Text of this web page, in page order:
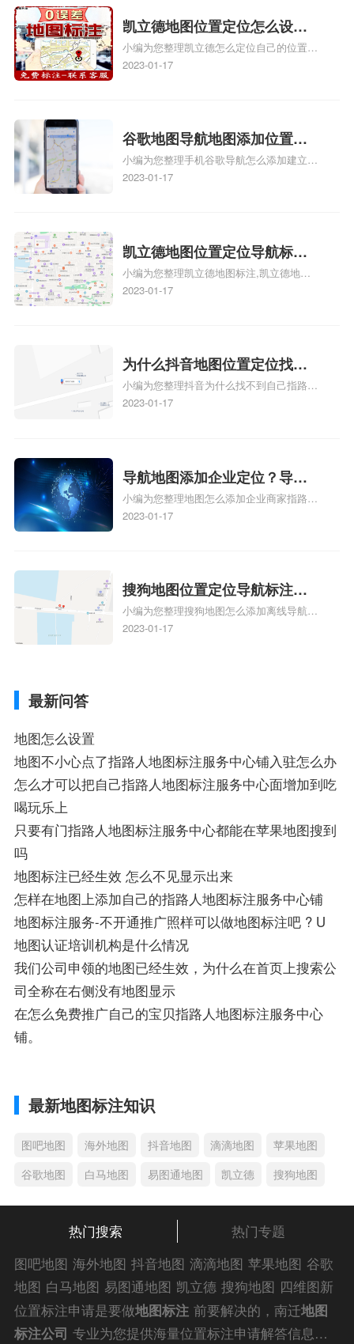
门指路人地图标注服务中心地址标注上地图
怎么弄相关地图标注知识，详情可查看下方
正文！
凯立德地图位置定位怎么设置
自己的指路人地图标注服务中
心名？凯立德地图位置定位怎
小编为您整理凯立德怎么定位自己的位置
啊、手机凯立德地图定位怎么设置往上走、
地图标注服务中心铺招牌相关地图标注知
识，详情可查看下方正文！
2023-01-17
谷歌地图导航地图添加位置？
添加谷歌地图导航位置？
小编为您整理手机谷歌导航怎么添加建立多
人位置、如何在地图，谷歌地图添加公司位
2023-01-17
凯立德地图位置定位导航标
注？凯立德地图位置定位,导航,
标注？
小编为您整理凯立德地图标注,凯立德地图
标注怎么做啊、凯立德地图标注,凯立德地
相关地图标注知识，详情可查看下方正文！
2023-01-17
为什么抖音地图位置定位找不
到了？抖音为什么找不到当前
定位了？
小编为您整理抖音为什么找不到自己指路人
地图标注服务中心铺的位置、地图位置更新
服务中心位置、抖音突然不显示定位了相关
地图标注知识，详情可查看下方正文！
2023-01-17
导航地图添加企业定位？导航
定位企业？
小编为您整理地图怎么添加企业商家指路人
地图标注服务中心铺名称、地图怎么添加企
添加企业、地图如何添加企业相关地图标注
知识，详情可查看下方正文！
2023-01-17
搜狗地图位置定位导航标注？
搜狗地图位置定位,导航,标注？
小编为您整理搜狗地图怎么添加离线导航搜
狗地图离线导航怎么用、搜狗地图导航卫星
2023-01-17
最新问答
地图怎么设置
地图不小心点了指路人地图标注服务中心铺入驻怎么办
怎么才可以把自己指路人地图标注服务中心面增加到吃
喝玩乐上
只要有门指路人地图标注服务中心都能在苹果地图搜到
吗
地图标注已经生效 怎么不见显示出来
怎样在地图上添加自己的指路人地图标注服务中心铺
地图标注服务-不开通推广照样可以做地图标注吧 ? U
地图认证培训机构是什么情况
我们公司申领的地图已经生效，为什么在首页上搜索公
司全称在右侧没有地图显示
在怎么免费推广自己的宝贝指路人地图标注服务中心
铺。
最新地图标注知识
图吧地图 海外地图 抖音地图 滴滴地图
苹果地图
谷歌地图
白马地图 易图通地图 凯立德 搜狗地图
热门搜索
热门专题
图吧地图 海外地图 抖音地图 滴滴地图 苹果地图 谷歌
地图 白马地图 易图通地图 凯立德 搜狗地图 四维图新
地图 车载地图 导航地图 手机地图 搜搜地图 好搜地图
老虎地图 电子地图 卫星地图 美团地图 大众点评地图
位置标注申请是要做地图标注 前要解决的，南迁地图
标注公司 专业为您提供海量位置标注申请解答信息，